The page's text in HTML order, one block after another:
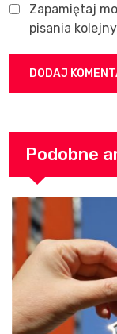
Zapamiętaj
pisania
Podobne